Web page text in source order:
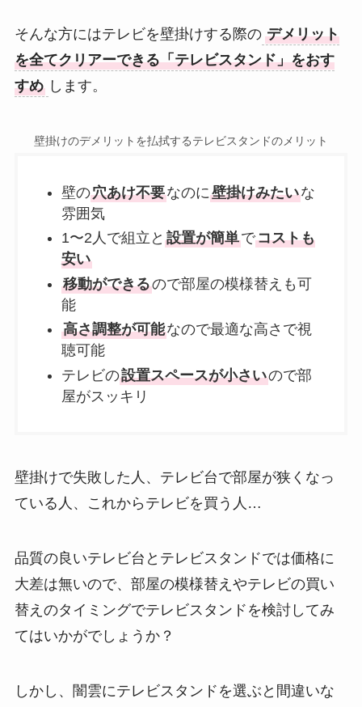
そんな方にはテレビを壁掛けする際の デメリット
を全てクリアーできる「テレビスタンド」をおす
すめ します。
壁掛けのデメリットを払拭するテレビスタンドのメリット
壁の穴あけ不要なのに壁掛けみたいな
雰囲気
1〜2人で組立と 設置が簡単でコストも
安い
移動ができるので部屋の模様替えも可
能
高さ調整が可能なので最適な高さで視
聴可能
テレビの設置スペースが小さいので部
屋がスッキリ
壁掛けで失敗した人、テレビ台で部屋が狭くなっ
ている人、これからテレビを買う人…
品質の良いテレビ台とテレビスタンドでは価格に
大差は無いので、部屋の模様替えやテレビの買い
替えのタイミングでテレビスタンドを検討してみ
てはいかがでしょうか？
しかし、闇雲にテレビスタンドを選ぶと間違いな